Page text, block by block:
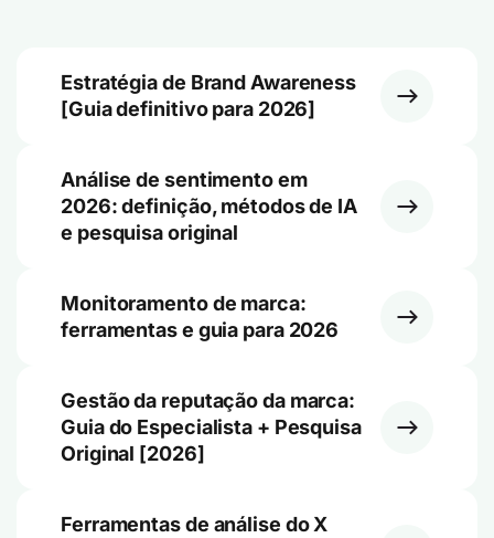
Estratégia de Brand Awareness
[Guia definitivo para 2026]
Análise de sentimento em
2026: definição, métodos de IA
e pesquisa original
Monitoramento de marca:
ferramentas e guia para 2026
Gestão da reputação da marca:
Guia do Especialista + Pesquisa
Original [2026]
Ferramentas de análise do X